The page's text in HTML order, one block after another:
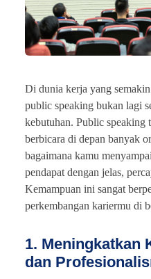
Di dunia kerja yang
public speaking bukan lagi
kebutuhan. Public speaking
berbicara di depan banyak
bagaimana kamu
pendapat dengan jelas,
Kemampuan ini sangat
perkembangan kariermu di
1. Meningkatkan
dan